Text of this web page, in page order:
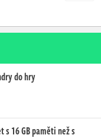
do hry
16 GB paměti než s